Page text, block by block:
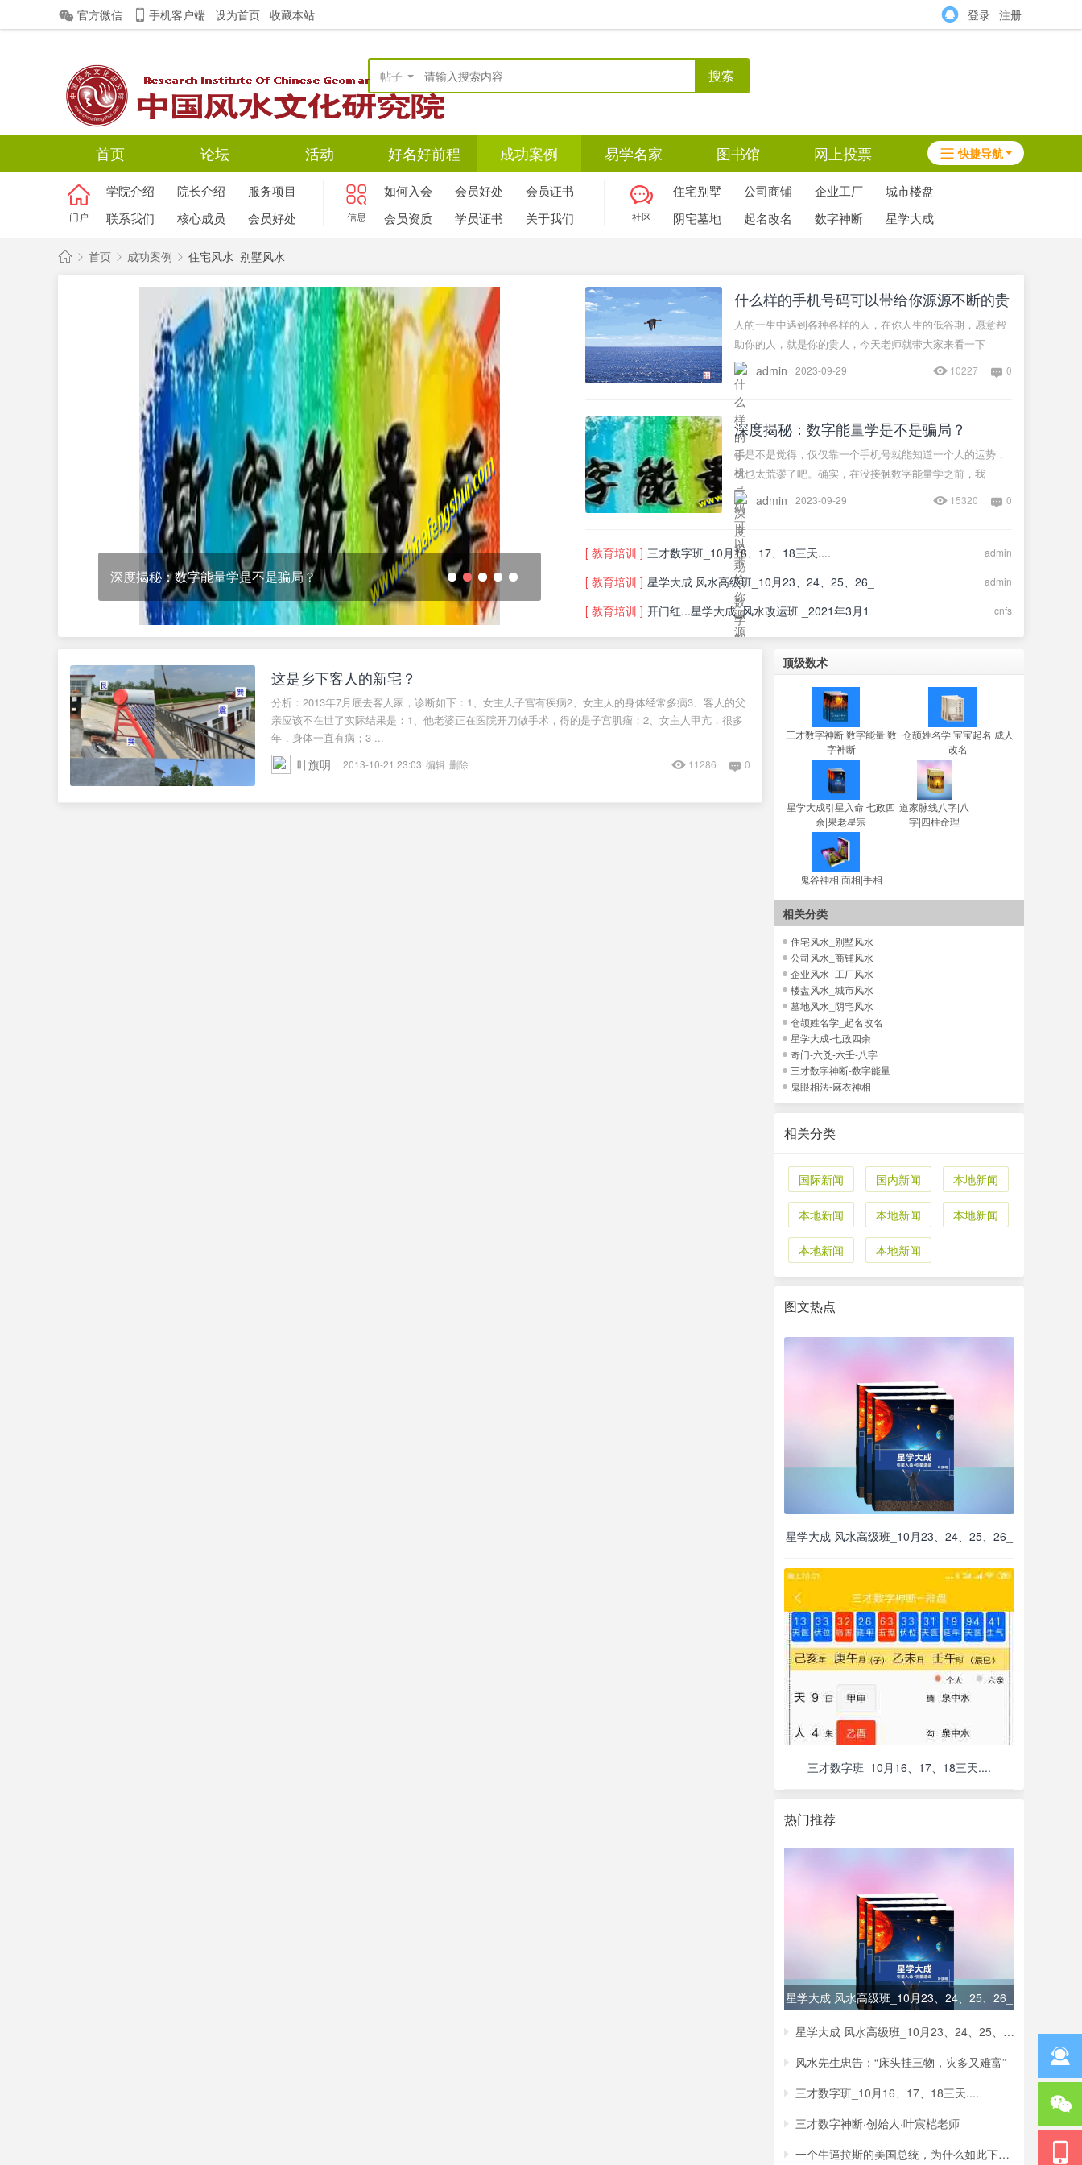
官方微信 手机客户端 设为首页 收藏本站 登录 注册
帖子 搜索
快捷导航
首页 论坛 活动 好名好前程 成功案例 易学名家 图书馆 网上投票
门户
学院介绍 院长介绍
服务项目
联系我们
核心成员 会员好处 信息
如何入会 会员好处
会员证书
会员资质
学员证书 关于我们 社区
住宅别墅 公司商铺 企业工厂
城市楼盘
阴宅墓地
起名改名 数字神断 星学大成
首页 成功案例
›
住宅风水_别墅风水
深度揭秘：数字能量学是不是骗局？ 数字能量学是骗局吗？
1 2 3 4
什么样的手机号码可以带给你源源不断的贵
人
人的一生中遇到各种各样的人，在你人生的低谷期，愿意帮
助你的人，就是你的贵人，今天老师就带大家来看一下
admin 2023-09-29 0
10227
深度揭秘：数字能量学是不是骗局？
你是不是觉得，仅仅靠一个手机号就能知道一个人的运势，
这也太荒谬了吧。确实，在没接触数字能量学之前，我
admin 2023-09-29 0
15320
[ 教育培训 ] 三才数字班_10月16、17、18三天.... admin
[ 教育培训 ] 星学大成 风水高级班_10月23、24、25、26_ admin
[ 教育培训 ] 开门红...星学大成_风水改运班 _2021年3月1 cnfs
这是乡下客人的新宅？
分析：2013年7月底去客人家，诊断如下：1、女主人子宫有疾病2、女主人的身体经常多病3、客人的父
亲应该不在世了实际结果是：1、他老婆正在医院开刀做手术，得的是子宫肌瘤；2、女主人甲亢，很多
年，身体一直有病；3 ...
叶旗明 2013-10-21 23:03 编辑 删除 0
11286
顶级数术
三才数字神断|数字能量|数
字神断
仓颉姓名学|宝宝起名|成人
改名
星学大成引星入命|七政四
余|果老星宗
道家脉线八字|八
字|四柱命理
鬼谷神相|面相|手相
相关分类
住宅风水_别墅风水
公司风水_商铺风水
企业风水_工厂风水
楼盘风水_城市风水
墓地风水_阴宅风水
仓颉姓名学_起名改名
星学大成-七政四余
奇门-六爻-六壬-八字
三才数字神断-数字能量
鬼眼相法-麻衣神相
相关分类
国际新闻 国内新闻 本地新闻
本地新闻 本地新闻 本地新闻
本地新闻 本地新闻
图文热点
星学大成 风水高级班_10月23、24、25、26_
三才数字班_10月16、17、18三天....
热门推荐
星学大成 风水高级班_10月23、24、25、26_
星学大成 风水高级班_10月23、24、25、26_
风水先生忠告：“床头挂三物，灾多又难富”
三才数字班_10月16、17、18三天....
三才数字神断·创始人·叶宸桤老师
一个牛逼拉斯的美国总统，为什么如此下场？